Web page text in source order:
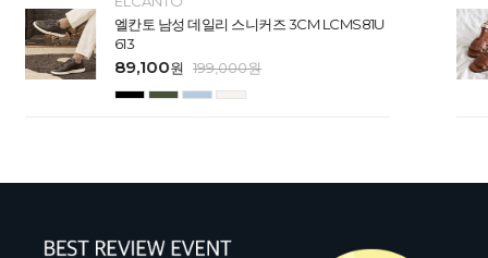
엘칸토 남성 데일리 스니커즈 3CM LCMS81U
613
89,100원 199,000원